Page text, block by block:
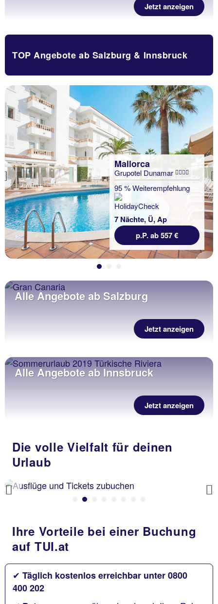
Jetzt anzeigen
TOP Angebote ab Salzburg & Innsbruck
Previous
Mallorca
Grupotel Dunamar
95 % Weiterempfehlung
7 Nächte, Ü, Ap
p.P. ab 557 €
Alle Angebote ab Salzburg
Jetzt anzeigen
Alle Angebote ab Innsbruck
Jetzt anzeigen
Die volle Vielfalt für deinen
Urlaub
Previous
Ihre Vorteile bei einer Buchung
auf TUI.at
✔ Täglich kostenlos erreichbar unter 0800
400 202